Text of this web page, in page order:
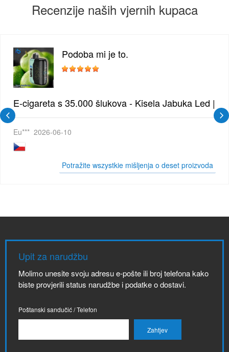
Recenzije naših vjernih kupaca
| Intenzivna Mješavina Šumskog Voća
Podoba mi je to.
E-cigareta s 35.000 šlukova - Kisela Jabuka Led |
Eu*** 2026-06-10
Potražite wszystkie mišljenja o deset proizvoda
Upit za narudžbu
Molimo unesite svoju adresu e-pošte ili broj telefona kako
biste provjerili status narudžbe i podatke o dostavi.
Poštanski sandučić / Telefon